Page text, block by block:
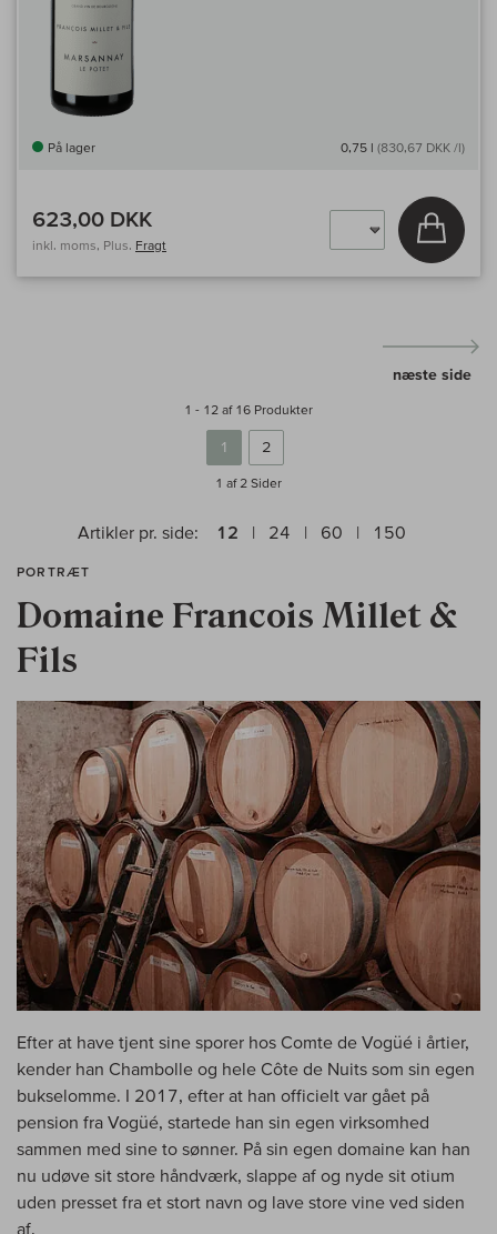
På lager 0,75 l (830,67 DKK /l)
623,00 DKK
inkl. moms, Plus. Fragt
Læg i
1 - 12 af 16 Produkter
1 2
næste side
1 af 2 Sider
Artikler pr. side: 12 24 60 150
PORTRÆT
Domaine Francois Millet &
Fils
Efter at have tjent sine sporer hos Comte de Vogüé i årtier,
kender han Chambolle og hele Côte de Nuits som sin egen
bukselomme. I 2017, efter at han officielt var gået på
pension fra Vogüé, startede han sin egen virksomhed
sammen med sine to sønner. På sin egen domaine kan han
nu udøve sit store håndværk, slappe af og nyde sit otium
uden presset fra et stort navn og lave store vine ved siden
af.